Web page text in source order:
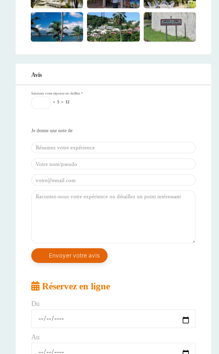
Avis
Saisissez votre réponse en chiffres *
+ 5 = 12
Réservez en ligne
Du
Au